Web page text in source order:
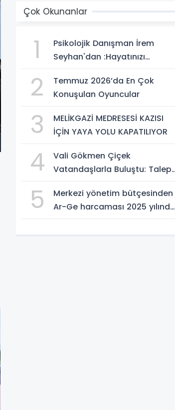
Çok Okunanlar
1
Psikolojik Danışman İrem
Seyhan'dan :Hayatınızı
Potansiyelinizi Keşfetmek İçin
İlk Adımı Atın!
2
Temmuz 2026’da En Çok
Konuşulan Oyuncular
3
MELİKGAZİ MEDRESESİ KAZISI
İÇİN YAYA YOLU KAPATILIYOR
4
Vali Gökmen Çiçek
Vatandaşlarla Buluştu: Talep
5
Merkezi yönetim bütçesinden
Ar-Ge harcaması 2025 yılında